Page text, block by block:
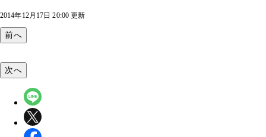
2014年12月17日 20:00 更新
前へ
次へ